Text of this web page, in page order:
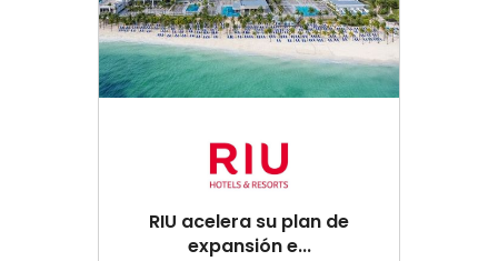
RIU acelera su plan de
expansión e...